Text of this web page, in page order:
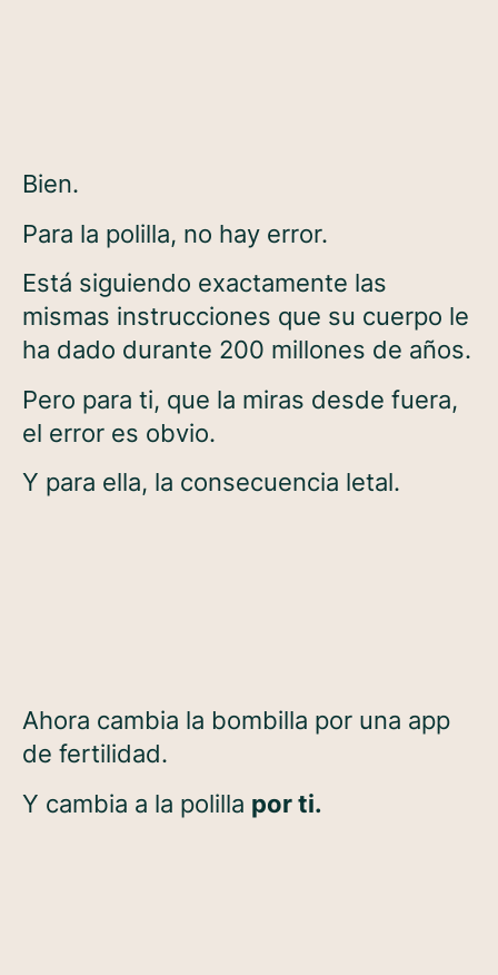
Bien.
Para la polilla, no hay error.
Está siguiendo exactamente las
mismas instrucciones que su cuerpo le
ha dado durante 200 millones de años.
Pero para ti, que la miras desde fuera,
el error es obvio.
Y para ella, la consecuencia letal.
Ahora cambia la bombilla por una app
de fertilidad.
Y cambia a la polilla por ti.